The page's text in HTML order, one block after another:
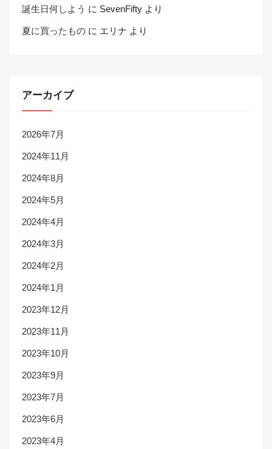
誕生日何しよう に SevenFifty より
夏に買ったもの に エリナ より
アーカイブ
2026年7月
2024年11月
2024年8月
2024年5月
2024年4月
2024年3月
2024年2月
2024年1月
2023年12月
2023年11月
2023年10月
2023年9月
2023年7月
2023年6月
2023年4月